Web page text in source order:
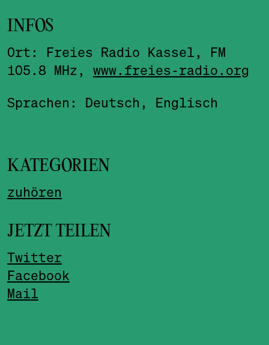
INFOS
Ort: Freies Radio Kassel, FM
105.8 MHz, www.freies-radio.org
Sprachen: Deutsch, Englisch
KATEGORIEN
zuhören
JETZT TEILEN
Twitter
Facebook
Mail